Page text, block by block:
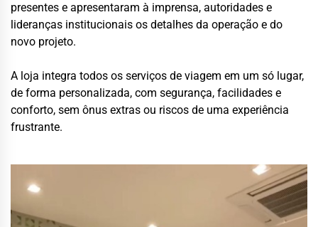
presentes e apresentaram à imprensa, autoridades e
lideranças institucionais os detalhes da operação e do
novo projeto.
A loja integra todos os serviços de viagem em um só lugar,
de forma personalizada, com segurança, facilidades e
conforto, sem ônus extras ou riscos de uma experiência
frustrante.